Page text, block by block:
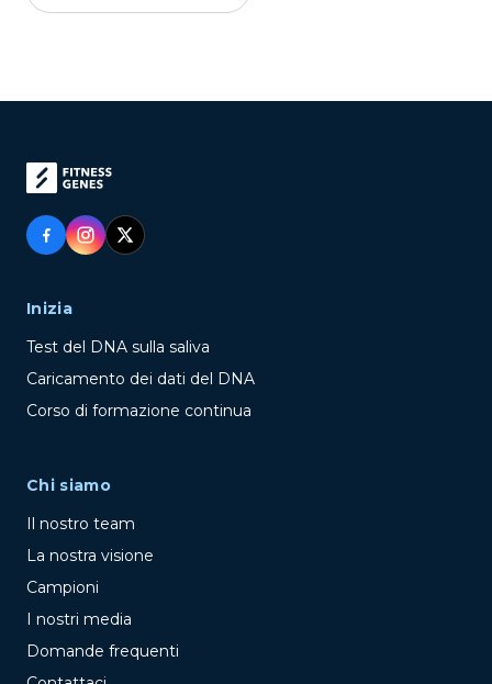
Inizia
Test del DNA sulla saliva
Caricamento dei dati del DNA
Corso di formazione continua
Chi siamo
Il nostro team
La nostra visione
Campioni
I nostri media
Domande frequenti